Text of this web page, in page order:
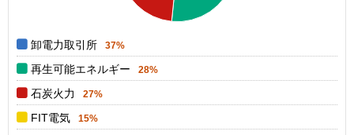
卸電力取引所 37%
再生可能エネルギー 28%
石炭火力 27%
FIT電気 15%